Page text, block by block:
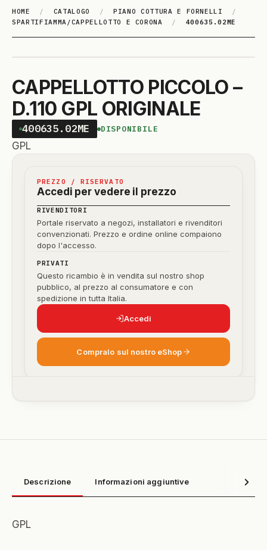
HOME / CATALOGO / PIANO COTTURA E FORNELLI
/
SPARTIFIAMMA/CAPPELLOTTO E CORONA
/ 400635.02ME
CAPPELLOTTO PICCOLO –
D.110 GPL ORIGINALE
400635.02ME DISPONIBILE
GPL
PREZZO / RISERVATO
Accedi per vedere il prezzo
RIVENDITORI
Portale riservato a negozi, installatori e rivenditori
convenzionati. Prezzo e ordine online compaiono
dopo l'accesso.
PRIVATI
Questo ricambio è in vendita sul nostro shop
pubblico, al prezzo al consumatore e con
spedizione in tutta Italia.
Accedi
Compralo sul nostro eShop
Descrizione Informazioni aggiuntive
GPL